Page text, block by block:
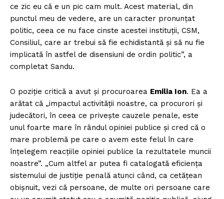
ce zic eu că e un pic cam mult. Acest material, din
punctul meu de vedere, are un caracter pronunțat
politic, ceea ce nu face cinste acestei instituții, CSM,
Consiliul, care ar trebui să fie echidistantă și să nu fie
implicată în astfel de disensiuni de ordin politic”, a
completat Sandu.
O poziție critică a avut și procuroarea Emilia Ion. Ea a
arătat că „impactul activității noastre, ca procurori și
judecători, în ceea ce privește cauzele penale, este
unul foarte mare în rândul opiniei publice și cred că o
mare problemă pe care o avem este felul în care
înțelegem reacțiile opiniei publice la rezultatele muncii
noastre”. „Cum altfel ar putea fi catalogată eficiența
sistemului de justiție penală atunci când, ca cetățean
obișnuit, vezi că persoane, de multe ori persoane care